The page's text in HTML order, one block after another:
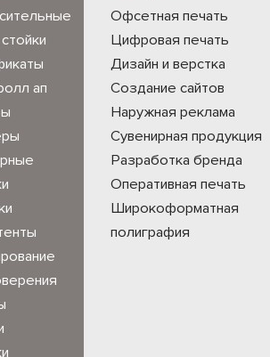
ап
Офсетная печать
Цифровая печать
Дизайн и верстка
Создание сайтов
Наружная реклама
Сувенирная продукция
Разработка бренда
Оперативная печать
Широкоформатная
полиграфия